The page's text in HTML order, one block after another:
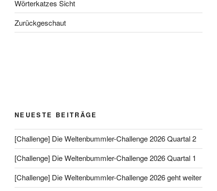
Wörterkatzes Sicht
Zurückgeschaut
NEUESTE BEITRÄGE
[Challenge] Die Weltenbummler-Challenge 2026 Quartal 2
[Challenge] Die Weltenbummler-Challenge 2026 Quartal 1
[Challenge] Die Weltenbummler-Challenge 2026 geht weiter